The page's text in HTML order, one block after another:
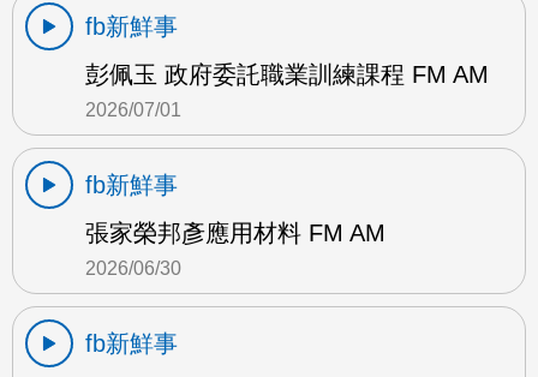
fb新鮮事
彭佩玉 政府委託職業訓練課程 FM AM
2026/07/01
fb新鮮事
張家榮邦彥應用材料 FM AM
2026/06/30
fb新鮮事